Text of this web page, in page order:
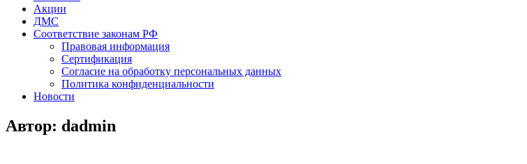
Акции
ДМС
Соответствие законам РФ
Правовая информация
Сертификация
Согласие на обработку персональных данных
Политика конфиденциальности
Новости
Автор: dadmin